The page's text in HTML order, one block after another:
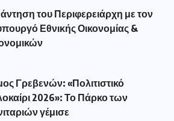
του Περιφερειάρχη με τον
Εθνικής Οικονομίας &
Γρεβενών: «Πολιτιστικό
2026»: Το Πάρκο των
γέμισε